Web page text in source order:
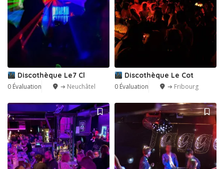
Discothèque Le7 Cl
0 Évaluation ➔ Neuchâtel
Discothèque Le Cot
0 Évaluation ➔ Fribourg